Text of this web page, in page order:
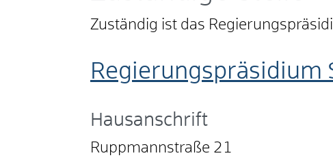
Zuständig ist das
Regierungspräsidium
Hausanschrift
Ruppmannstraße 21